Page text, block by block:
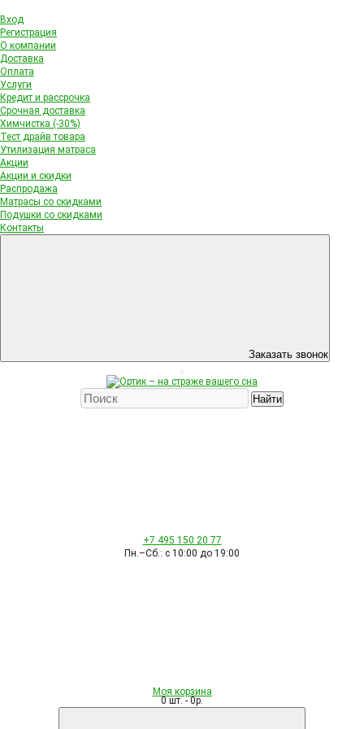
Вход
Регистрация
О компании
Доставка
Оплата
Услуги
Кредит и рассрочка
Срочная доставка
Химчистка (-30%)
Тест драйв товара
Утилизация матраса
Акции
Акции и скидки
Распродажа
Матрасы со скидками
Подушки со скидками
Контакты
Заказать звонок
Найти
+7 495 150 20 77
Пн.–Сб.: с 10:00 до 19:00
Моя корзина
0 шт. - 0р.